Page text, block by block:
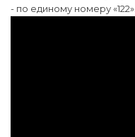
- по единому номеру «122».